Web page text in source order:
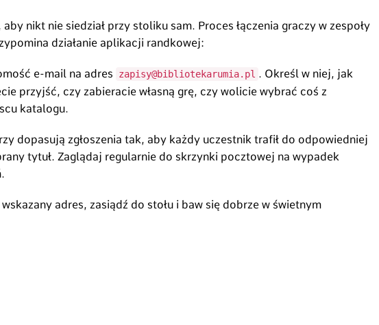
nikt nie siedział przy stoliku sam. Proces łączenia graczy w zespoły
działanie aplikacji randkowej:
e-mail na adres zapisy@bibliotekarumia.pl . Określ w niej, jak
przyjść, czy zabieracie własną grę, czy wolicie wybrać coś z
katalogu.
dopasują zgłoszenia tak, aby każdy uczestnik trafił do odpowiedniej
tytuł. Zaglądaj regularnie do skrzynki pocztowej na wypadek
adres, zasiądź do stołu i baw się dobrze w świetnym